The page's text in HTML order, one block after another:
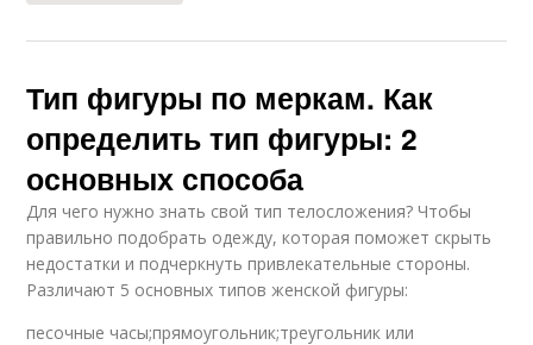
Тип фигуры по меркам. Как
определить тип фигуры: 2
основных способа
Для чего нужно знать свой тип телосложения? Чтобы
правильно подобрать одежду, которая поможет скрыть
недостатки и подчеркнуть привлекательные стороны.
Различают 5 основных типов женской фигуры:
песочные часы;прямоугольник;треугольник или